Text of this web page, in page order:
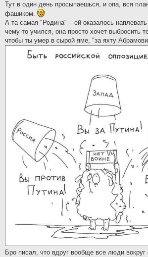
Тут в один день просыпаешься, и опа, вся
фашиком.
А та самая "Родина" – ей оказалось
чему-то учился, она просто хочет выбросить
чтобы ты умер в сырой яме, "за яхту
Бро писал, что вдруг вообще все люди вокруг